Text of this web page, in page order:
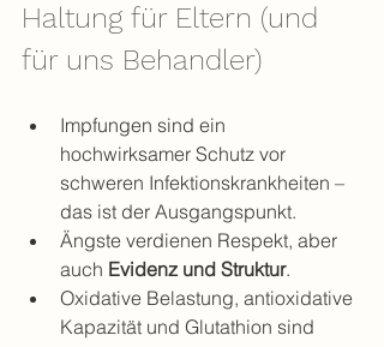
Haltung für Eltern (und
für uns Behandler)
Impfungen sind ein
hochwirksamer Schutz vor
schweren Infektionskrankheiten –
das ist der Ausgangspunkt.
Ängste verdienen Respekt, aber
auch Evidenz und Struktur.
Oxidative Belastung, antioxidative
Kapazität und Glutathion sind